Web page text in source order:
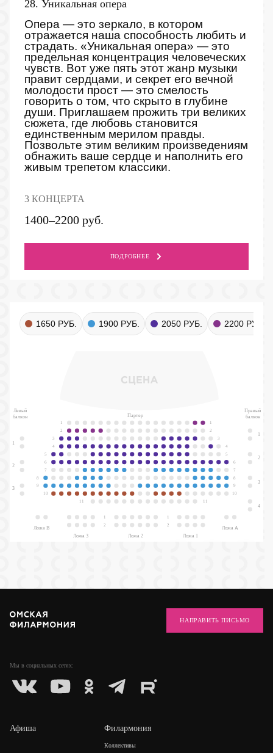
28. Уникальная опера
Опера — это зеркало, в котором
отражается наша способность любить и
страдать. «Уникальная опера» — это
предельная концентрация человеческих
чувств. Вот уже пять этот жанр музыки
правит сердцами, и секрет его вечной
молодости прост — это смелость
говорить о том, что скрыто в глубине
души. Приглашаем прожить три великих
сюжета, где любовь становится
единственным мерилом правды.
Позвольте этим великим произведениям
обнажить ваше сердце и наполнить его
живым трепетом классики.
3 КОНЦЕРТА
1400–2200 руб.
ПОДРОБНЕЕ
1650 РУБ. 1900 РУБ. 2050 РУБ. 2200 РУБ.
Левый
балкон
Партер
Правый
балкон
1
2
3
1
2
3
4
1
2
3
4
5
6
7
8
9
10
11
1
2
3
4
5
6
7
8
9
10
11
Ложа В
Ложа 3
Ложа 2 Ложа 1
Ложа А
1
2
1
2
Мы в социальных сетях:
НАПРАВИТЬ ПИСЬМО
Афиша Филармония
Коллективы